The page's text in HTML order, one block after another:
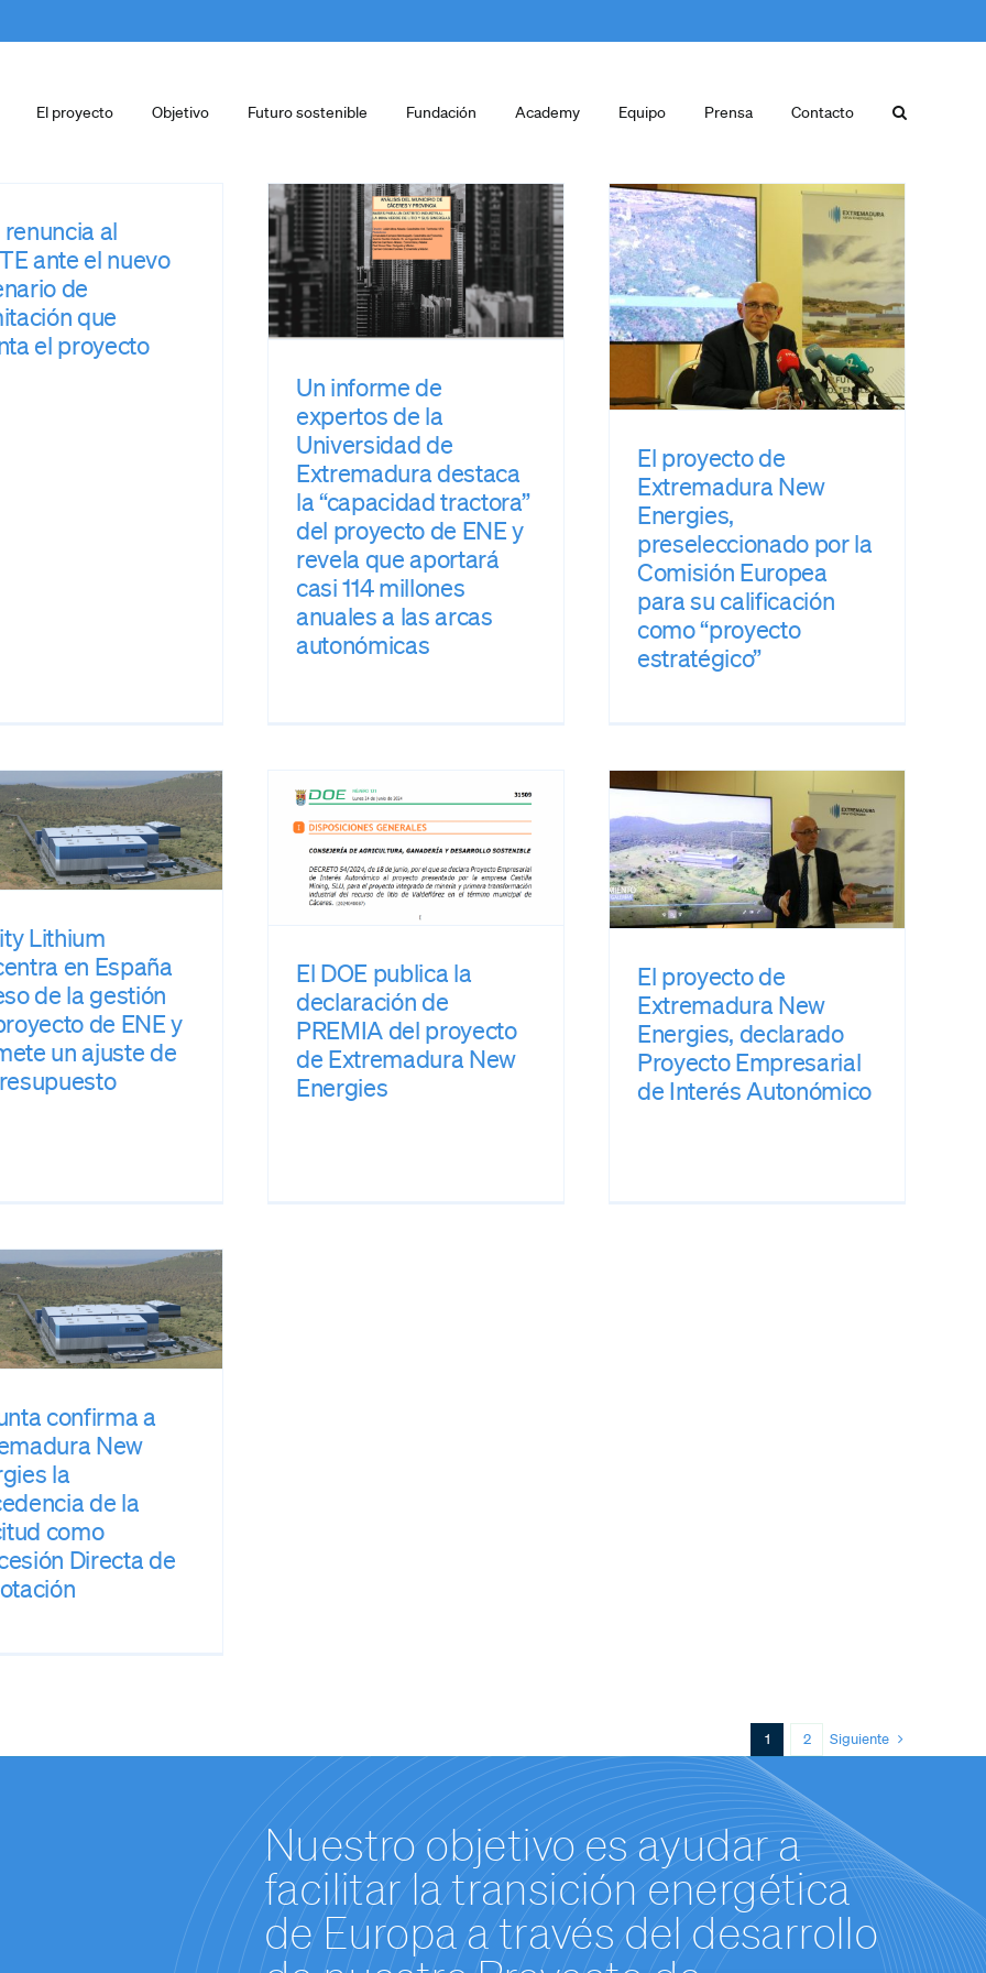
El proyecto Objetivo Futuro sostenible Fundación Academy Equipo Prensa Contacto
renuncia al
ante el nuevo
de
que
el proyecto
Extremadura
destaca la
“capacidad tractora”
del proyecto de ENE
y revela que aportará
casi 114 millones
Un informe de
expertos de la
Universidad de
Extremadura destaca
la “capacidad tractora”
del proyecto de ENE y
revela que aportará
casi 114 millones
anuales a las arcas
autonómicas
El proyecto de
Extremadura New
Energies,
preseleccionado por
la Comisión Europea
para su calificación
como “proyecto
estratégico”
prensa
El proyecto de
Extremadura New
Energies,
preseleccionado por la
Comisión Europea
para su calificación
como “proyecto
estratégico”
Lithium
en España
de la gestión
de ENE y
un ajuste de
El DOE publica la
declaración de
PREMIA del proyecto
de Extremadura New
prensa
El DOE publica la
declaración de
PREMIA del proyecto
de Extremadura New
Energies
El proyecto de
Extremadura New
Energies, declarado
Proyecto
Empresarial de
Interés Autonómico
El proyecto de
Extremadura New
Energies, declarado
Proyecto Empresarial
de Interés Autonómico
confirma a
New
la
de la
como
Directa de
1 2 Siguiente
Nuestro objetivo es ayudar a
facilitar la transición energética
de Europa a través del desarrollo